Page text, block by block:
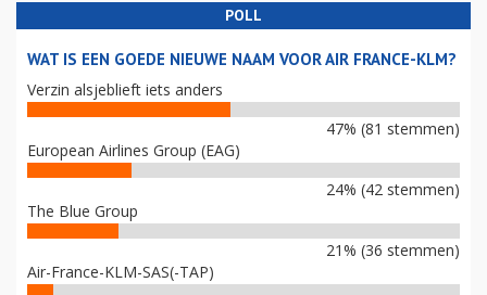
POLL
WAT IS EEN GOEDE NIEUWE NAAM VOOR AIR FRANCE-KLM?
Verzin alsjeblieft iets anders
47% (81 stemmen)
European Airlines Group (EAG)
24% (42 stemmen)
The Blue Group
21% (36 stemmen)
Air-France-KLM-SAS(-TAP)